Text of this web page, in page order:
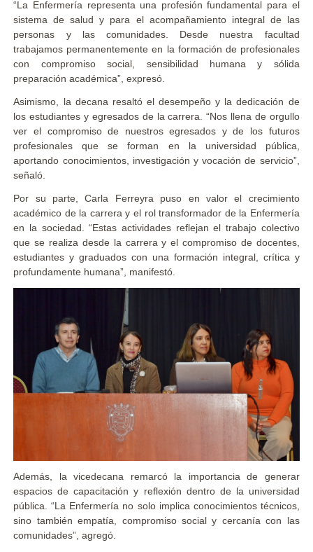
“La Enfermería representa una profesión fundamental para el
sistema de salud y para el acompañamiento integral de las
personas y las comunidades. Desde nuestra facultad
trabajamos permanentemente en la formación de profesionales
con compromiso social, sensibilidad humana y sólida
preparación académica”, expresó.
Asimismo, la decana resaltó el desempeño y la dedicación de
los estudiantes y egresados de la carrera. “Nos llena de orgullo
ver el compromiso de nuestros egresados y de los futuros
profesionales que se forman en la universidad pública,
aportando conocimientos, investigación y vocación de servicio”,
señaló.
Por su parte, Carla Ferreyra puso en valor el crecimiento
académico de la carrera y el rol transformador de la Enfermería
en la sociedad. “Estas actividades reflejan el trabajo colectivo
que se realiza desde la carrera y el compromiso de docentes,
estudiantes y graduados con una formación integral, crítica y
profundamente humana”, manifestó.
Además, la vicedecana remarcó la importancia de generar
espacios de capacitación y reflexión dentro de la universidad
pública. “La Enfermería no solo implica conocimientos técnicos,
sino también empatía, compromiso social y cercanía con las
comunidades”, agregó.